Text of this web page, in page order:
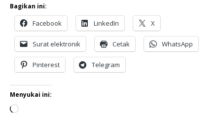
Bagikan ini:
Facebook LinkedIn X
Surat elektronik Cetak WhatsApp
Pinterest Telegram
Menyukai ini: